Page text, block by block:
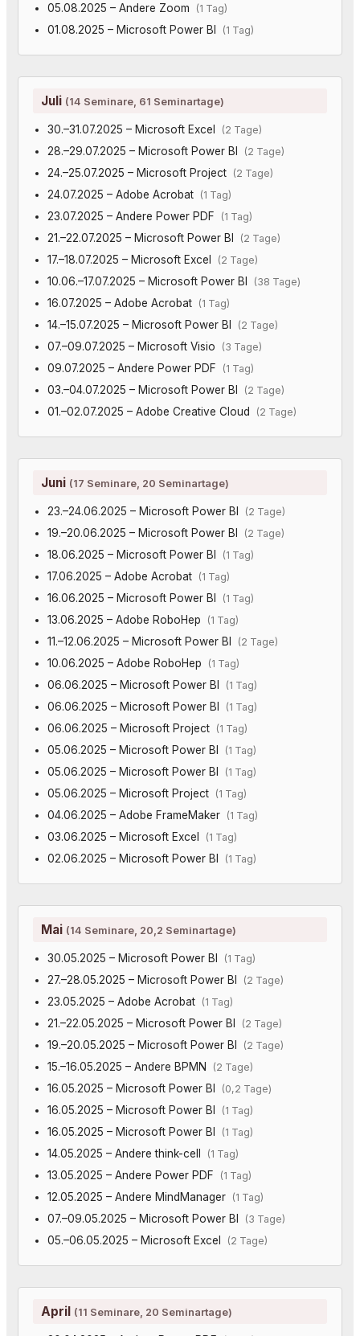
05.08.2025 – Andere Zoom (1 Tag)
01.08.2025 – Microsoft Power BI (1 Tag)
Juli (14 Seminare, 61 Seminartage)
30.–31.07.2025 – Microsoft Excel (2 Tage)
28.–29.07.2025 – Microsoft Power BI (2 Tage)
24.–25.07.2025 – Microsoft Project (2 Tage)
24.07.2025 – Adobe Acrobat (1 Tag)
23.07.2025 – Andere Power PDF (1 Tag)
21.–22.07.2025 – Microsoft Power BI (2 Tage)
17.–18.07.2025 – Microsoft Excel (2 Tage)
10.06.–17.07.2025 – Microsoft Power BI (38 Tage)
16.07.2025 – Adobe Acrobat (1 Tag)
14.–15.07.2025 – Microsoft Power BI (2 Tage)
07.–09.07.2025 – Microsoft Visio (3 Tage)
09.07.2025 – Andere Power PDF (1 Tag)
03.–04.07.2025 – Microsoft Power BI (2 Tage)
01.–02.07.2025 – Adobe Creative Cloud (2 Tage)
Juni (17 Seminare, 20 Seminartage)
23.–24.06.2025 – Microsoft Power BI (2 Tage)
19.–20.06.2025 – Microsoft Power BI (2 Tage)
18.06.2025 – Microsoft Power BI (1 Tag)
17.06.2025 – Adobe Acrobat (1 Tag)
16.06.2025 – Microsoft Power BI (1 Tag)
13.06.2025 – Adobe RoboHep (1 Tag)
11.–12.06.2025 – Microsoft Power BI (2 Tage)
10.06.2025 – Adobe RoboHep (1 Tag)
06.06.2025 – Microsoft Power BI (1 Tag)
06.06.2025 – Microsoft Power BI (1 Tag)
06.06.2025 – Microsoft Project (1 Tag)
05.06.2025 – Microsoft Power BI (1 Tag)
05.06.2025 – Microsoft Power BI (1 Tag)
05.06.2025 – Microsoft Project (1 Tag)
04.06.2025 – Adobe FrameMaker (1 Tag)
03.06.2025 – Microsoft Excel (1 Tag)
02.06.2025 – Microsoft Power BI (1 Tag)
Mai (14 Seminare, 20,2 Seminartage)
30.05.2025 – Microsoft Power BI (1 Tag)
27.–28.05.2025 – Microsoft Power BI (2 Tage)
23.05.2025 – Adobe Acrobat (1 Tag)
21.–22.05.2025 – Microsoft Power BI (2 Tage)
19.–20.05.2025 – Microsoft Power BI (2 Tage)
15.–16.05.2025 – Andere BPMN (2 Tage)
16.05.2025 – Microsoft Power BI (0,2 Tage)
16.05.2025 – Microsoft Power BI (1 Tag)
16.05.2025 – Microsoft Power BI (1 Tag)
14.05.2025 – Andere think-cell (1 Tag)
13.05.2025 – Andere Power PDF (1 Tag)
12.05.2025 – Andere MindManager (1 Tag)
07.–09.05.2025 – Microsoft Power BI (3 Tage)
05.–06.05.2025 – Microsoft Excel (2 Tage)
April (11 Seminare, 20 Seminartage)